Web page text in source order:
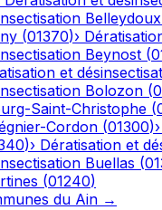
Belleydoux
(01370)›
Beynost (
et
Bolozon (
Saint-Christophe (
Cordon (01300)›
)› Dératisation et
Buellas (
(01240)
du Ain →